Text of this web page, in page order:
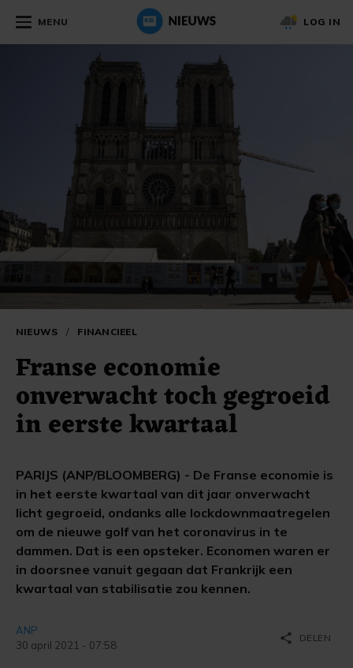
MENU LOG IN
NIEUWS / FINANCIEEL
Franse economie
onverwacht toch gegroeid
in eerste kwartaal
PARIJS (ANP/BLOOMBERG) - De Franse economie is
in het eerste kwartaal van dit jaar onverwacht
licht gegroeid, ondanks alle lockdownmaatregelen
om de nieuwe golf van het coronavirus in te
dammen. Dat is een opsteker. Economen waren er
in doorsnee vanuit gegaan dat Frankrijk een
kwartaal van stabilisatie zou kennen.
ANP
30 april 2021 - 07:58
share DELEN